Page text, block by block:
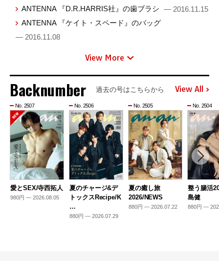
ANTENNA 『D.R.HARRIS社』の歯ブラシ — 2016.11.15
ANTENNA 『ケイト・スペード』のバッグ
— 2016.11.08
View More
Backnumber 過去の号はこちらから View All
No. 2507
愛とSEX/寺西拓人
980円 — 2026.08.05
No. 2506
夏のチャージ&デ
トックスRecipe/K
…
880円 — 2026.07.29
No. 2505
夏の癒し旅
2026/NEWS
880円 — 2026.07.22
No. 2504
整う腸活
島健
880円 —